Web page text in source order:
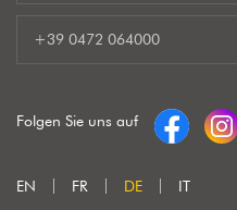
+39 0472 064000
Folgen Sie uns auf
EN FR DE IT